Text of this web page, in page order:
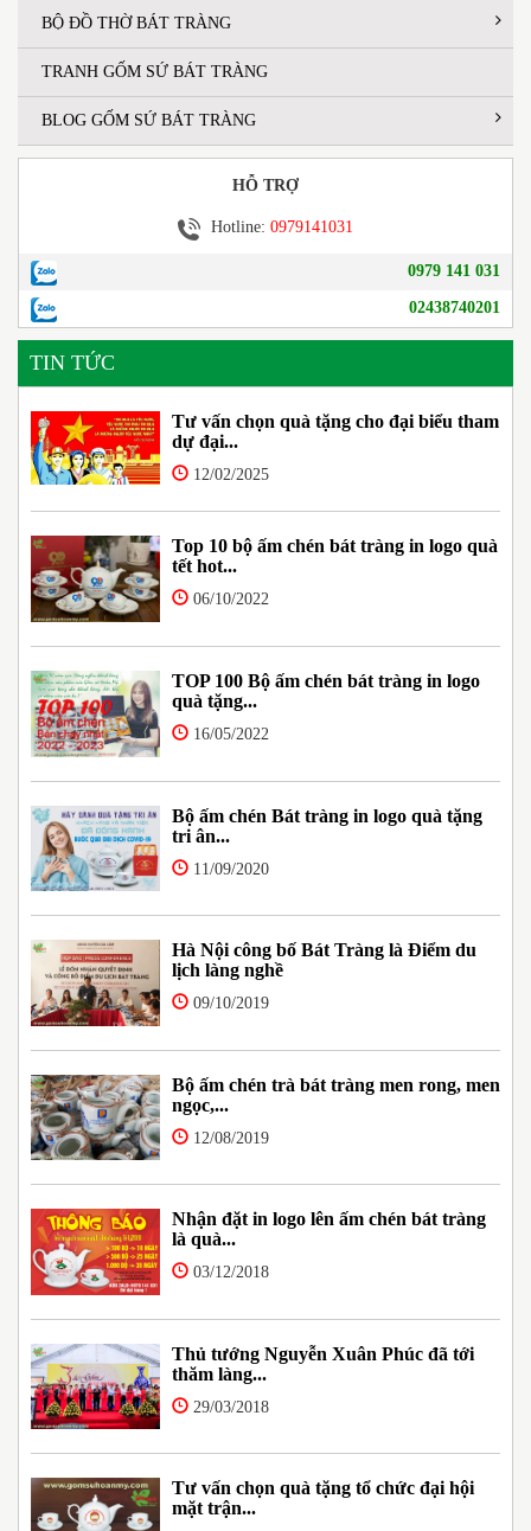
BỘ ĐỒ THỜ BÁT TRÀNG
TRANH GỐM SỨ BÁT TRÀNG
BLOG GỐM SỨ BÁT TRÀNG
HỖ TRỢ
Hotline: 0979141031
0979 141 031
02438740201
TIN TỨC
Tư vấn chọn quà tặng cho đại biểu tham
dự đại...
12/02/2025
Top 10 bộ ấm chén bát tràng in logo quà
tết hot...
06/10/2022
TOP 100 Bộ ấm chén bát tràng in logo
quà tặng...
16/05/2022
Bộ ấm chén Bát tràng in logo quà tặng
tri ân...
11/09/2020
Hà Nội công bố Bát Tràng là Điểm du
lịch làng nghề
09/10/2019
Bộ ấm chén trà bát tràng men rong, men
ngọc,...
12/08/2019
Nhận đặt in logo lên ấm chén bát tràng
là quà...
03/12/2018
Thủ tướng Nguyễn Xuân Phúc đã tới
thăm làng...
29/03/2018
Tư vấn chọn quà tặng tổ chức đại hội
mặt trận...